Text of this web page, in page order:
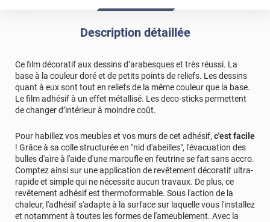
Description détaillée
Ce film décoratif aux dessins d’arabesques et très réussi. La
base à la couleur doré et de petits points de reliefs. Les dessins
quant à eux sont tout en reliefs de la même couleur que la base.
Le film adhésif à un effet métallisé. Les deco-sticks permettent
de changer d’intérieur à moindre coût.
Pour habillez vos meubles et vos murs de cet adhésif, c'est facile
! Grâce à sa colle structurée en "nid d'abeilles", l'évacuation des
bulles d'aire à l'aide d'une maroufle en feutrine se fait sans accro.
Comptez ainsi sur une application de revêtement décoratif ultra-
rapide et simple qui ne nécessite aucun travaux. De plus, ce
revêtement adhésif est thermoformable. Sous l'action de la
chaleur, l'adhésif s'adapte à la surface sur laquelle vous l'installez
et notamment à toutes les formes de l'ameublement. Avec la